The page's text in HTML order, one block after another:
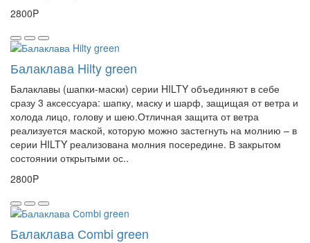
2800P
Балаклава Hilty green
Балаклавы (шапки-маски) серии HILTY объединяют в себе
сразу 3 аксессуара: шапку, маску и шарф, защищая от ветра и
холода лицо, голову и шею.Отличная защита от ветра
реализуется маской, которую можно застегнуть на молнию – в
серии HILTY реализована молния посередине. В закрытом
состоянии открытыми ос..
2800P
Балаклава Сombi green